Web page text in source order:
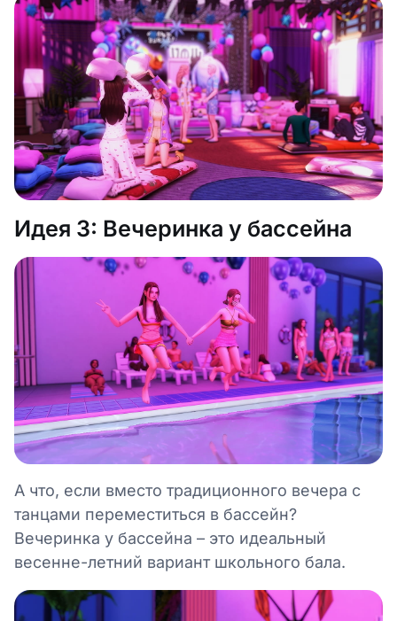
Идея 3: Вечеринка у бассейна
А что, если вместо традиционного вечера с
танцами переместиться в бассейн?
Вечеринка у бассейна – это идеальный
весенне-летний вариант школьного бала.